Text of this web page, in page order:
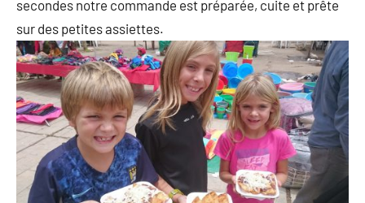
secondes notre commande est préparée, cuite et prête
sur des petites assiettes.